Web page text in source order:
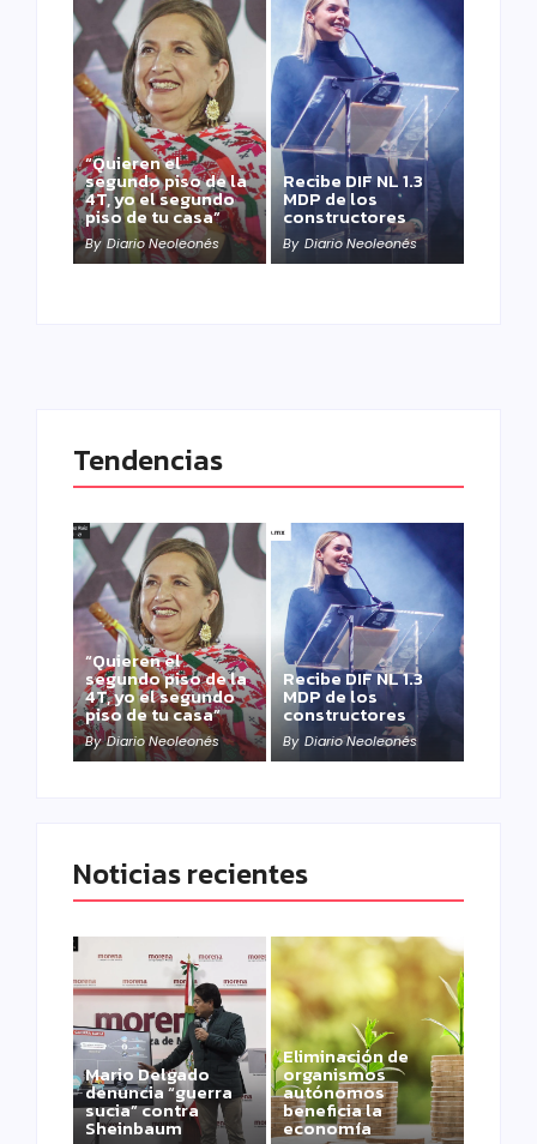
“Quieren el
segundo piso de la
4T, yo el segundo
piso de tu casa”
By Diario Neoleonés
Recibe DIF NL 1.3
MDP de los
constructores
By Diario Neoleonés
Tendencias
“Quieren el
segundo piso de la
4T, yo el segundo
piso de tu casa”
By Diario Neoleonés
Recibe DIF NL 1.3
MDP de los
constructores
By Diario Neoleonés
Noticias recientes
Mario Delgado
denuncia “guerra
sucia” contra
Sheinbaum
Eliminación de
organismos
autónomos
beneficia la
economía